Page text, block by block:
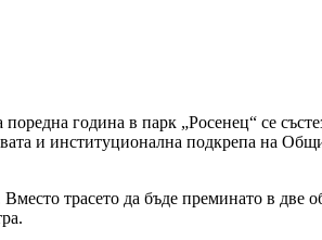
година в парк „Росенец“ се
и институционална подкрепа на
трасето да бъде преминато в две